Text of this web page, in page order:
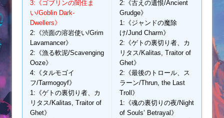
3:《ゴブリンの闇住ま
い/Goblin Dark-
Dwellers》
2:《渋面の溶岩使い/Grim
Lavamancer》
2:《漁る軟泥/Scavenging
Ooze》
4:《タルモゴイ
フ/Tarmogoyf》
1:《ゲトの裏切り者、カ
リタス/Kalitas, Traitor of
Ghet》
2:《古えの遺恨/Ancient
Grudge》
1:《ジャンドの魔除
け/Jund Charm》
2:《ゲトの裏切り者、カ
リタス/Kalitas, Traitor of
Ghet》
2:《最後のトロール、ス
ラーン/Thrun, the Last
Troll》
1:《魂の裏切りの夜/Night
of Souls’ Betrayal》